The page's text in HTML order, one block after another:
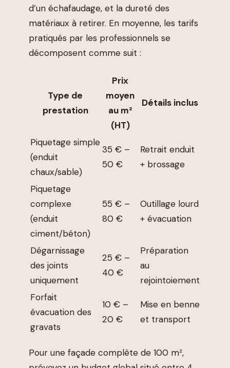
d’un échafaudage, et la dureté des
matériaux à retirer. En moyenne, les tarifs
pratiqués par les professionnels se
décomposent comme suit :
Type de
prestation
Prix
moyen
au m²
(HT)
Détails inclus
Piquetage simple
(enduit
chaux/sable)
35 € –
50 €
Retrait enduit
+ brossage
Piquetage
complexe
(enduit
ciment/béton)
55 € –
80 €
Outillage lourd
+ évacuation
Dégarnissage
des joints
uniquement
25 € –
40 €
Préparation
au
rejointoiement
Forfait
évacuation des
gravats
10 € –
20 €
Mise en benne
et transport
Pour une façade complète de 100 m²,